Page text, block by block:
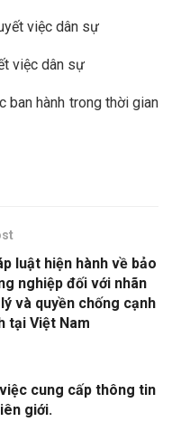
việc dân sự
việc dân sự
ban hành trong thời gian
luật hiện hành về bảo
nghiệp đối với nhãn
và quyền chống cạnh
tại Việt Nam
cung cấp thông tin
giới.